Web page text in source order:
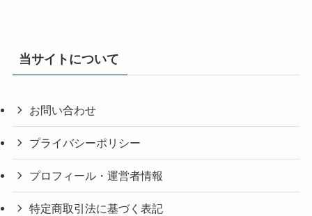
当サイトについて
お問い合わせ
プライバシーポリシー
プロフィール・運営者情報
特定商取引法に基づく表記